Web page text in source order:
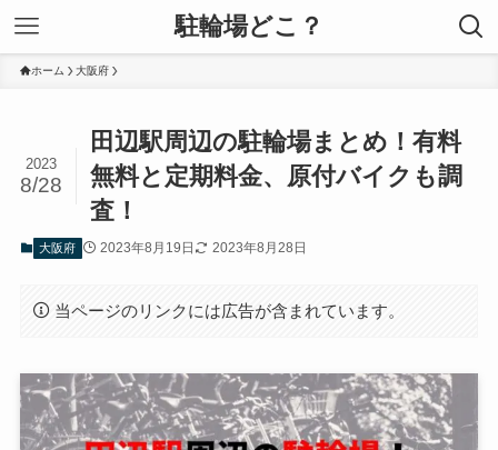
駐輪場どこ？
ホーム 大阪府
田辺駅周辺の駐輪場まとめ！有料
無料と定期料金、原付バイクも調
査！
2023
8/28
大阪府 2023年8月19日 2023年8月28日
当ページのリンクには広告が含まれています。